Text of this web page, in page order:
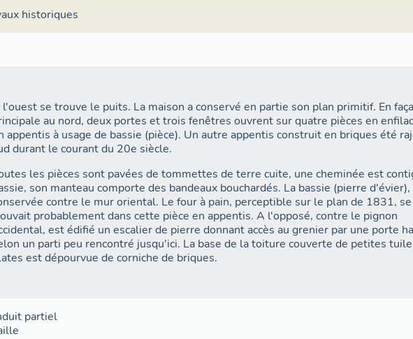
historiques
se trouve le puits. La maison a conservé en partie son plan primitif. En
au nord, deux portes et trois fenêtres ouvrent sur quatre pièces en
appentis à usage de bassie (pièce). Un autre appentis construit en briques été
durant le courant du 20e siècle.
les pièces sont pavées de tommettes de terre cuite, une cheminée est
son manteau comporte des bandeaux bouchardés. La bassie (pierre d'évier),
contre le mur oriental. Le four à pain, perceptible sur le plan de 1831, se
probablement dans cette pièce en appentis. A l'opposé, contre le pignon
est édifié un escalier de pierre donnant accès au grenier par une porte
un parti peu rencontré jusqu'ici. La base de la toiture couverte de petites
est dépourvue de corniche de briques.
partiel